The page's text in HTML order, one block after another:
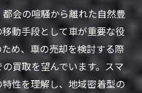
ミュニケーション術
ら学ぶ活用法
するかすみがうら市での
た高価買取のポイント
会の喧騒から離れた自然豊
動手段として車が重要な役
め、車の売却を検討する際
買取を望んでいます。スマ
性を理解し、地域密着型の